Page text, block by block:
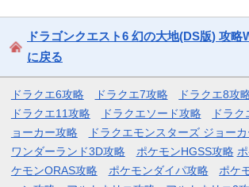
ドラゴンクエスト6 幻の大地(DS版) 攻
に戻る
ドラクエ6攻略 ドラクエ7攻略 ドラクエ8攻
ドラクエ11攻略
ドラクエソード攻略
ドラ
ョーカー攻略
ドラクエモンスターズ ジョー
ワンダーランド3D攻略
ポケモンHGSS攻略
ケモンORAS攻略
ポケモンダイパ攻略
ポケ